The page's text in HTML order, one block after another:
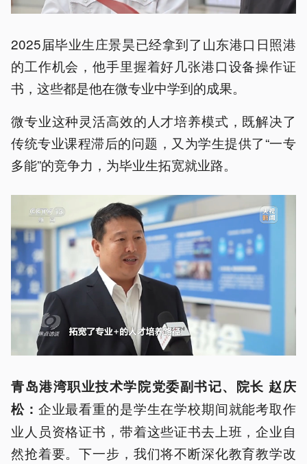
2025届毕业生庄景昊已经拿到了山东港口日照港
的工作机会，他手里握着好几张港口设备操作证
书，这些都是他在微专业中学到的成果。
微专业这种灵活高效的人才培养模式，既解决了
传统专业课程滞后的问题，又为学生提供了“一专
多能”的竞争力，为毕业生拓宽就业路。
青岛港湾职业技术学院党委副书记、院长 赵庆
松： 企业最看重的是学生在学校期间就能考取作
业人员资格证书，带着这些证书去上班，企业自
然抢着要。下一步，我们将不断深化教育教学改